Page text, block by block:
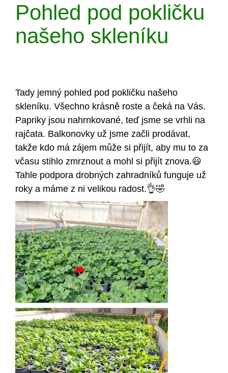
Pohled pod pokličku
našeho skleníku
Tady jemný pohled pod pokličku našeho
skleníku. Všechno krásně roste a čeká na Vás.
Papriky jsou nahrnkované, teď jsme se vrhli na
rajčata. Balkonovky už jsme začli prodávat,
takže kdo má zájem může si přijít, aby mu to za
včasu stihlo zmrznout a mohl si přijít znova.😃
Tahle podpora drobných zahradníků funguje už
roky a máme z ni velikou radost.👌🤣